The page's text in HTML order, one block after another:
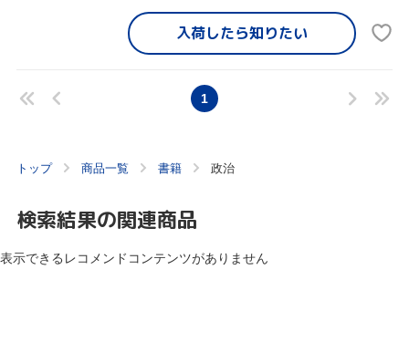
入荷したら知りたい
1
トップ 商品一覧 書籍 政治
検索結果の関連商品
表示できるレコメンドコンテンツがありません